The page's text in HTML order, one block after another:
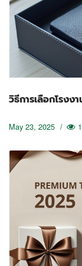
วิธีการเลือกโรงง
May 23, 2025 /